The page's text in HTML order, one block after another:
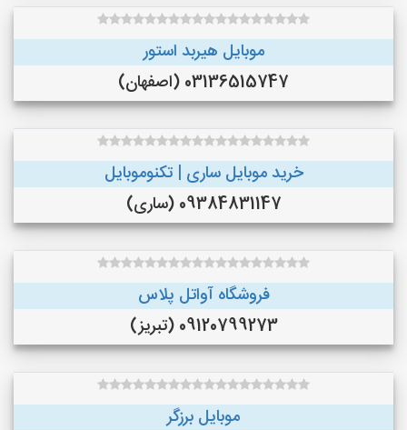
موبایل هیربد استور
03136515747 (اصفهان)
خرید موبایل ساری | تکنوموبایل
09384831147 (ساری)
فروشگاه آواتل پلاس
09120799273 (تبریز)
موبایل برزگر